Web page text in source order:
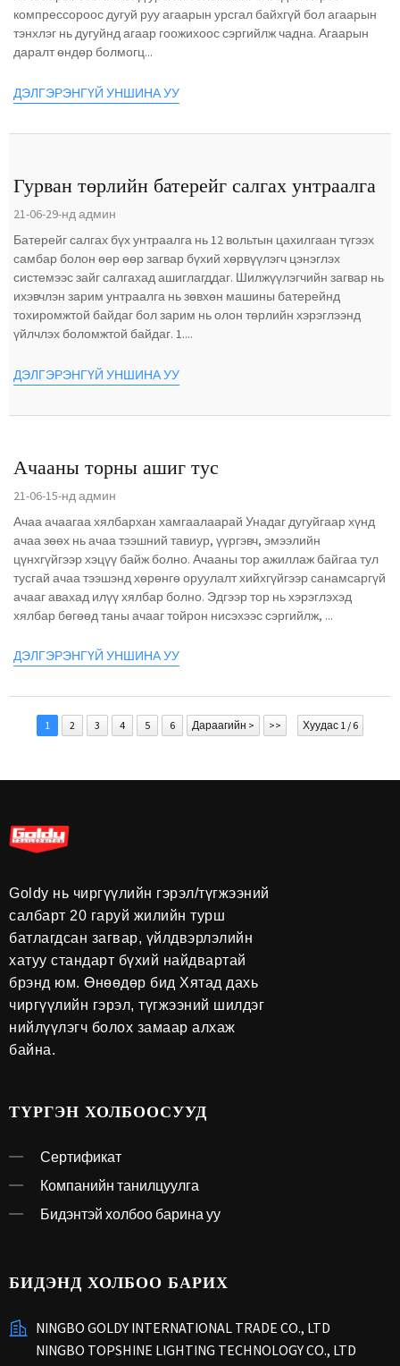
компрессороос дугуй руу агаарын урсгал байхгүй бол агаарын
тэнхлэг нь дугуйнд агаар гоожихоос сэргийлж чадна. Агаарын
даралт өндөр болмогц...
ДЭЛГЭРЭНГҮЙ УНШИНА УУ
Гурван төрлийн батерейг салгах унтраалга
21-06-29-нд админ
Батерейг салгах бүх унтраалга нь 12 вольтын цахилгаан түгээх
самбар болон өөр өөр загвар бүхий хөрвүүлэгч цэнэглэх
системээс зайг салгахад ашиглагддаг. Шилжүүлэгчийн загвар нь
ихэвчлэн зарим унтраалга нь зөвхөн машины батерейнд
тохиромжтой байдаг бол зарим нь олон төрлийн хэрэглээнд
үйлчлэх боломжтой байдаг. 1....
ДЭЛГЭРЭНГҮЙ УНШИНА УУ
Ачааны торны ашиг тус
21-06-15-нд админ
Ачаа ачаагаа хялбархан хамгаалаарай Унадаг дугуйгаар хүнд
ачаа зөөх нь ачаа тээшний тавиур, үүргэвч, эмээлийн
цүнхгүйгээр хэцүү байж болно. Ачааны тор ажиллаж байгаа тул
тусгай ачаа тээшэнд хөрөнгө оруулалт хийхгүйгээр санамсаргүй
ачааг авахад илүү хялбар болно. Эдгээр тор нь хэрэглэхэд
хялбар бөгөөд таны ачааг тойрон нисэхээс сэргийлж, ...
ДЭЛГЭРЭНГҮЙ УНШИНА УУ
1 2 3 4 5 6 Дараагийн > >> Хуудас 1 / 6
Goldy нь чиргүүлийн гэрэл/түгжээний
салбарт 20 гаруй жилийн турш
батлагдсан загвар, үйлдвэрлэлийн
хатуу стандарт бүхий найдвартай
брэнд юм. Өнөөдөр бид Хятад дахь
чиргүүлийн гэрэл, түгжээний шилдэг
нийлүүлэгч болох замаар алхаж
байна.
ТҮРГЭН ХОЛБООСУУД
Сертификат
Компанийн танилцуулга
Бидэнтэй холбоо барина уу
БИДЭНД ХОЛБОО БАРИХ
NINGBO GOLDY INTERNATIONAL TRADE CO., LTD
NINGBO TOPSHINE LIGHTING TECHNOLOGY CO., LTD